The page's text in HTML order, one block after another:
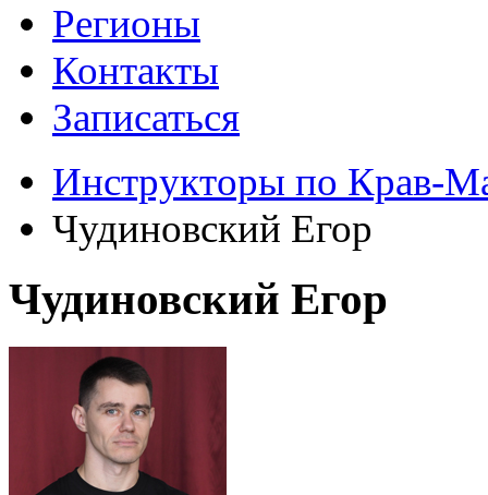
Регионы
Контакты
Записаться
Инструкторы по Крав-
Чудиновский Егор
Чудиновский Егор